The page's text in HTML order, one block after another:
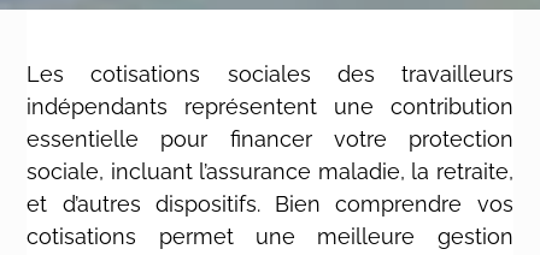
Les cotisations sociales des travailleurs
indépendants représentent une contribution
essentielle pour financer votre protection
sociale, incluant l’assurance maladie, la retraite,
et d’autres dispositifs. Bien comprendre vos
cotisations permet une meilleure gestion